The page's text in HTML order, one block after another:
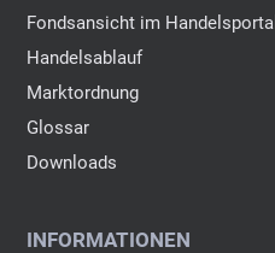
Fondsansicht im Handelsportal
Handelsablauf
Marktordnung
Glossar
Downloads
INFORMATIONEN